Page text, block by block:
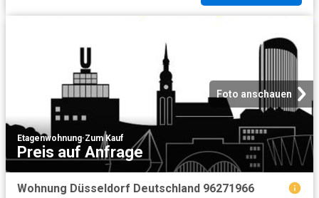
Foto anschauen
Etagenwohnung·Zum Kauf
Preis auf Anfrage
Wohnung Düsseldorf Deutschland 96271966